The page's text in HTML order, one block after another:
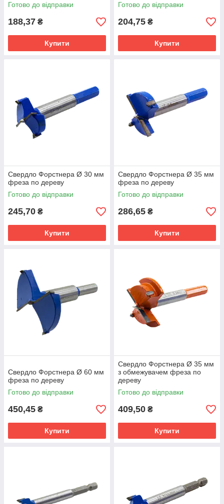
Готово до відправки
188,37 ₴
Купити
Готово до відправки
204,75 ₴
Купити
Cвердло Форстнера Ø 30 мм
фреза по дереву
Готово до відправки
245,70 ₴
Купити
Cвердло Форстнера Ø 35 мм
фреза по дереву
Готово до відправки
286,65 ₴
Купити
Cвердло Форстнера Ø 60 мм
фреза по дереву
Готово до відправки
450,45 ₴
Купити
Свердло Форстнера Ø 35 мм
з обмежувачем фреза по
дереву
Готово до відправки
409,50 ₴
Купити